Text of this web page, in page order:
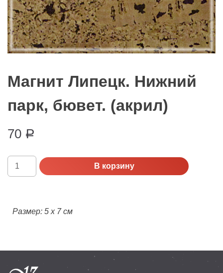
Магнит Липецк. Нижний
парк, бювет. (акрил)
70 Р
Количество
Магнит
парк,
В корзину
Размер: 5 х 7 см